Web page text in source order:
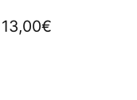
13,00€